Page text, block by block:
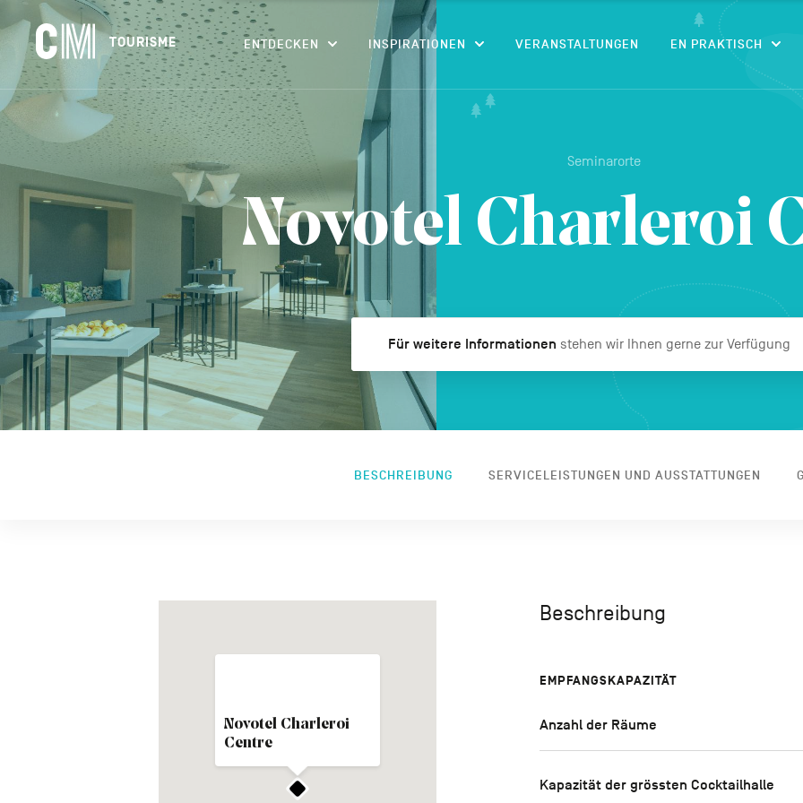
CM
Tourisme
DE
TOURISME
Navigation
principale
ENTDECKEN INSPIRATIONEN VERANSTALTUNGEN EN PRAKTISCH
Suchen
nach
einer
Aktivität,
einer
Unterkunft…
Seminarorte
Novotel Charleroi
Für weitere Informationen stehen wir Ihnen gerne zur Verfügung
BESCHREIBUNG SERVICELEISTUNGEN UND AUSSTATTUNGEN
Novotel Charleroi
Centre
Beschreibung
EMPFANGSKAPAZITÄT
Anzahl der Räume
Kapazität der grössten Cocktailhalle